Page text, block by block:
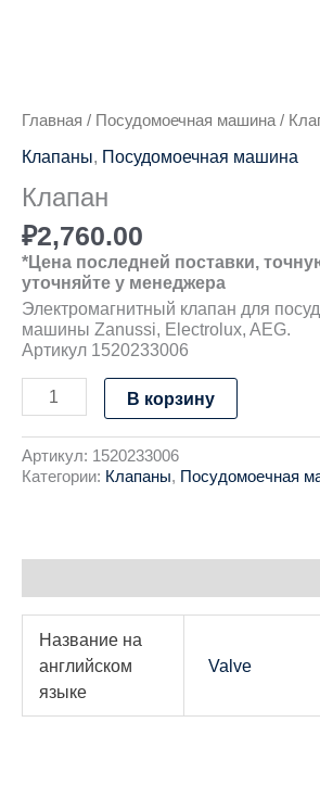
Главная / Посудомоечная машина/
Клапаны Посудомоечная машина
Клапан
₽2,760.00
*Цена последней поставки,
уточняйте у менеджера
Электромагнитный клапан для
машины Zanussi, Electrolux, AEG.
Артикул 1520233006
В корзину
Артикул: 1520233006
Категории: Клапаны, Посудомоечная
Название на
английском
языке
Valve